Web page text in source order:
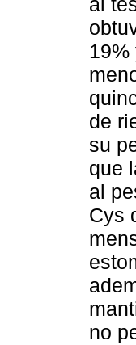
de
su
que
al
Cys
no